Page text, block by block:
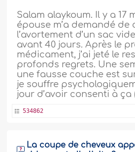
Salam alaykoum. Il y a 17
épouse m’a demandé de
l’avortement d’un sac
avant 40 jours. Après le
médicament, j’ai jeté le
profonds regrets. Une
une fausse couche est
je souffre
jour d’avoir consenti à ça
534862
La coupe de cheveux